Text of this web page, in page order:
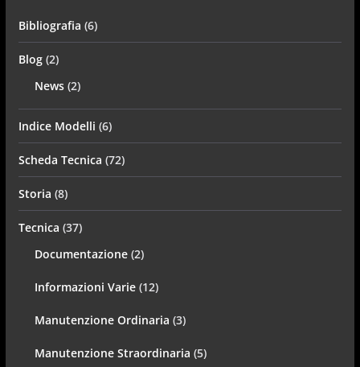
Bibliografia (6)
Blog(2)
News(2)
Indice Modelli (6)
Scheda Tecnica (72)
Storia (8)
Tecnica (37)
Documentazione(2)
Informazioni Varie(12)
Manutenzione Ordinaria (3)
Manutenzione Straordinaria (5)